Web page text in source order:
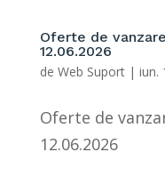
Oferte de
12.06.2026
de Web Suport| iun.
Oferte de
12.06.2026